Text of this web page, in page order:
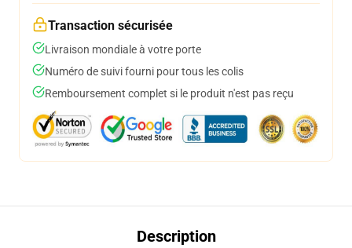
Transaction sécurisée
Livraison mondiale à votre porte
Numéro de suivi fourni pour tous les colis
Remboursement complet si le produit n'est pas reçu
Description